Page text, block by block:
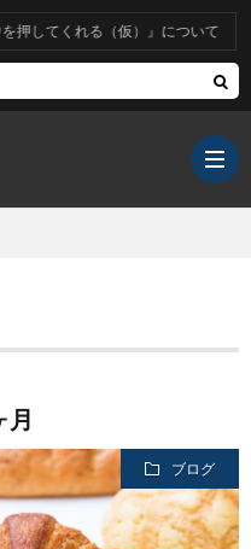
くれる（仮）』について
月
ブログ